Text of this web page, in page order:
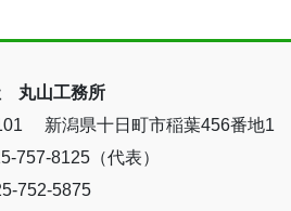
丸山工務所
新潟県十日町市稲葉456番地1
757-8125（代表）
752-5875